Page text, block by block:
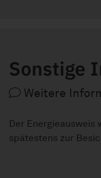
Sonstige
Weitere
Der
spätestens zur